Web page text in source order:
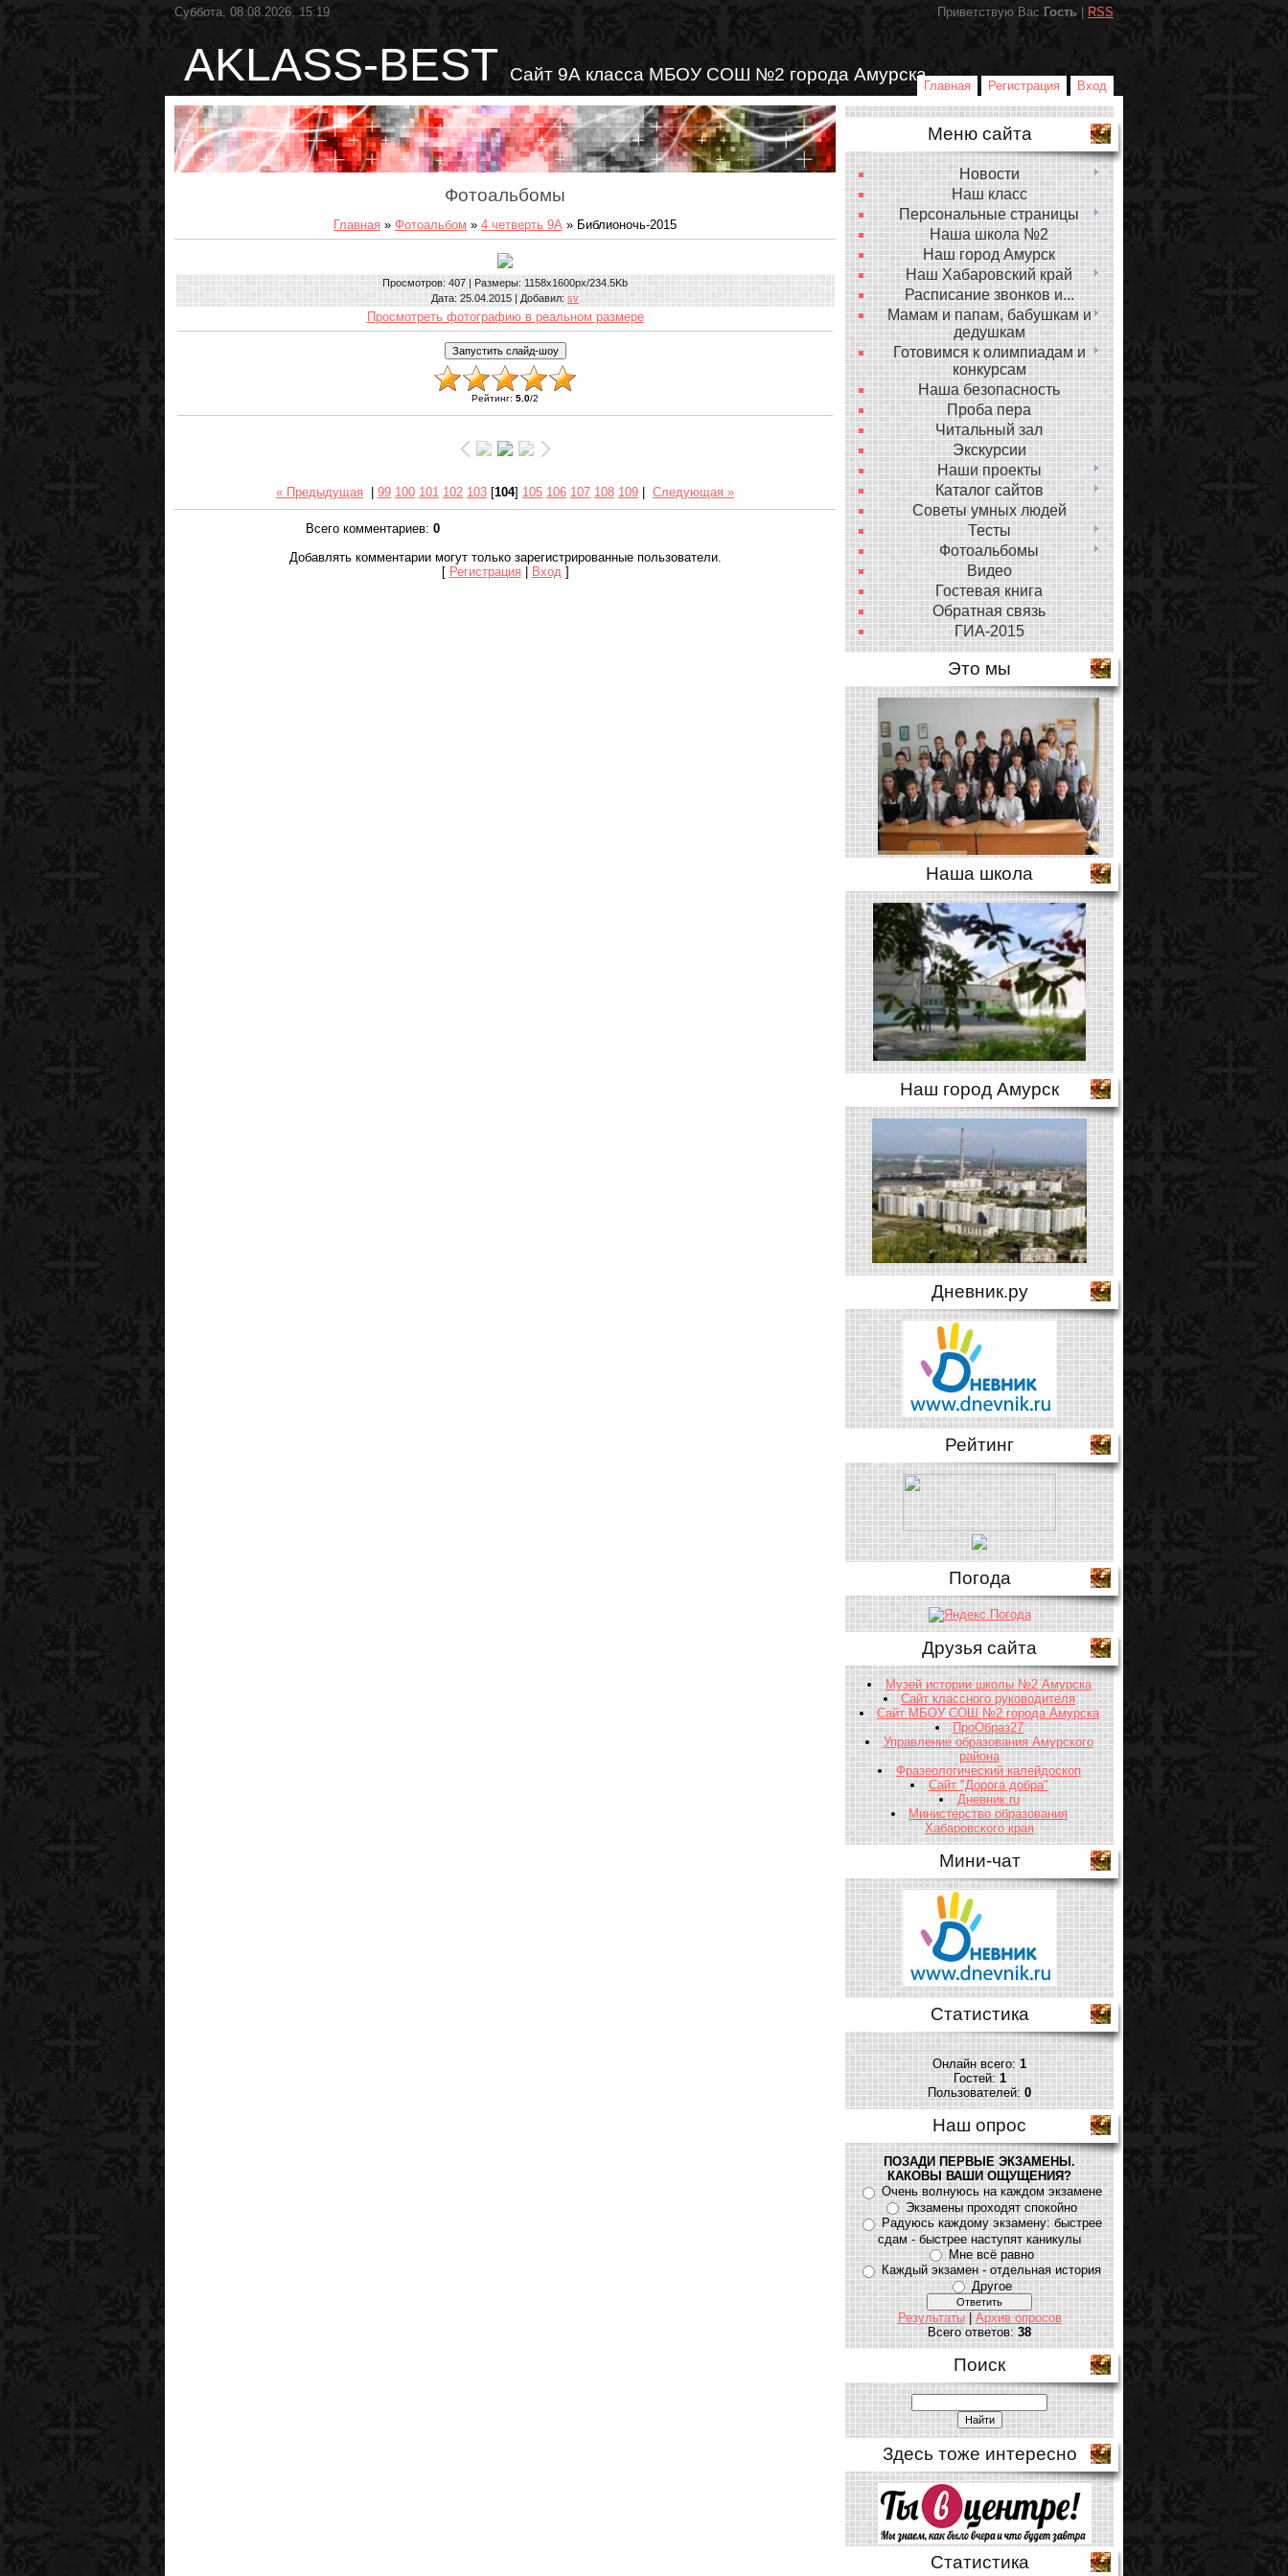
Суббота, 08.08.2026, 15:19 Приветствую Вас Гость RSS
AKLASS-BEST Сайт 9А класса МБОУ СОШ №2 города Амурска
Главная Регистрация Вход
Фотоальбомы
Главная » Фотоальбом » 4 четверть 9А » Библионочь-2015
Просмотров: 407 | Размеры: 1158x1600px/234.5Kb
Дата: 25.04.2015 | Добавил: sv
Просмотреть фотографию в реальном размере
Рейтинг: 5.0/2
« Предыдущая 99 100 101 102 103 [104] 105 106 107 108 109 Следующая »
Всего комментариев: 0
Добавлять комментарии могут только зарегистрированные пользователи.
[ Регистрация | Вход ]
Меню сайта
Новости
Наш класс
Персональные страницы
Наша школа №2
Наш город Амурск
Наш Хабаровский край
Расписание звонков и...
Мамам и папам, бабушкам и
дедушкам
Готовимся к олимпиадам и
конкурсам
Наша безопасность
Проба пера
Читальный зал
Экскурсии
Наши проекты
Каталог сайтов
Советы умных людей
Тесты
Фотоальбомы
Видео
Гостевая книга
Обратная связь
ГИА-2015
Это мы
Наша школа
Наш город Амурск
Дневник.ру
Рейтинг
Погода
Друзья сайта
Музей истории школы №2 Амурска
Сайт классного руководителя
Сайт МБОУ СОШ №2 города Амурска
ПроОбраз27
Управление образования Амурского
района
Фразеологический калейдоскоп
Сайт "Дорога добра"
Дневник.ru
Министерство образования
Хабаровского края
Мини-чат
Статистика
Онлайн всего:1
Гостей:1
Пользователей:0
Наш опрос
ПОЗАДИ ПЕРВЫЕ ЭКЗАМЕНЫ.
КАКОВЫ ВАШИ ОЩУЩЕНИЯ?
Очень волнуюсь на каждом экзамене
Экзамены проходят спокойно
Радуюсь каждому экзамену: быстрее
сдам - быстрее наступят каникулы
Мне всё равно
Каждый экзамен - отдельная история
Другое
Результаты|Архив опросов
Всего ответов:38
Поиск
Здесь тоже интересно
Статистика